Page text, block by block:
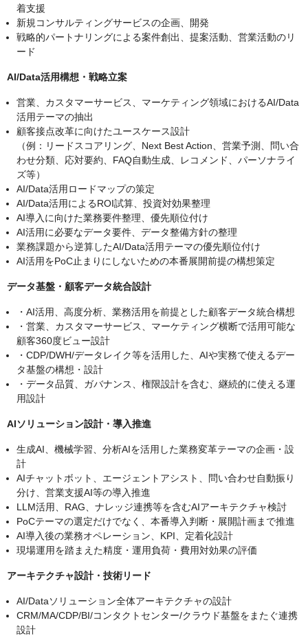
着支援
新規コンサルティングサービスの企画、開発
戦略的パートナリングによる案件創出、提案活動、営業活動のリ
ード
AI/Data活用構想・戦略立案
営業、カスタマーサービス、マーケティング領域におけるAI/Data
活用テーマの抽出
顧客接点改革に向けたユースケース設計
（例：リードスコアリング、Next Best Action、営業予測、問い合
わせ分類、応対要約、FAQ自動生成、レコメンド、パーソナライ
ズ等）
AI/Data活用ロードマップの策定
AI/Data活用によるROI試算、投資対効果整理
AI導入に向けた業務要件整理、優先順位付け
AI活用に必要なデータ要件、データ整備方針の整理
業務課題から逆算したAI/Data活用テーマの優先順位付け
AI活用をPoC止まりにしないための本番展開前提の構想策定
データ基盤・顧客データ統合設計
・AI活用、高度分析、業務活用を前提とした顧客データ統合構想
・営業、カスタマーサービス、マーケティング横断で活用可能な
顧客360度ビュー設計
・CDP/DWH/データレイク等を活用した、AIや実務で使えるデー
タ基盤の構想・設計
・データ品質、ガバナンス、権限設計を含む、継続的に使える運
用設計
AIソリューション設計・導入推進
生成AI、機械学習、分析AIを活用した業務変革テーマの企画・設
計
AIチャットボット、エージェントアシスト、問い合わせ自動振り
分け、営業支援AI等の導入推進
LLM活用、RAG、ナレッジ連携等を含むAIアーキテクチャ検討
PoCテーマの選定だけでなく、本番導入判断・展開計画まで推進
AI導入後の業務オペレーション、KPI、定着化設計
現場運用を踏まえた精度・運用負荷・費用対効果の評価
アーキテクチャ設計・技術リード
AI/Dataソリューション全体アーキテクチャの設計
CRM/MA/CDP/BI/コンタクトセンター/クラウド基盤をまたぐ連携
設計